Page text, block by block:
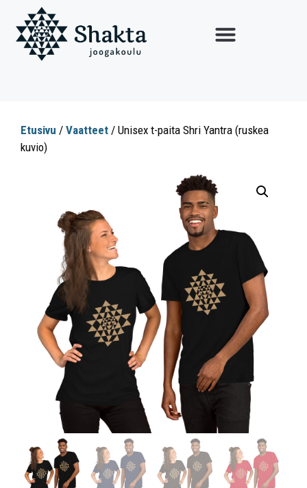
Etusivu / Vaatteet / Unisex t-paita Shri Yantra (ruskea
kuvio)